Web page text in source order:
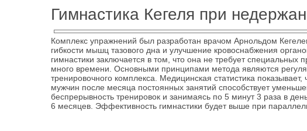
Гимнастика Кегеля при
Комплекс упражнений был разработан врачом Арнольдом
гибкости мышц тазового дна и улучшение кровоснабжения
гимнастики заключается в том, что она не требует
много времени. Основными принципами метода являются
тренировочного комплекса. Медицинская статистика
мужчин после месяца постоянных занятий способствует
беспрерывность тренировок и занимаясь по 5 минут 3 раза в
6 месяцев. Эффективность гимнастики будет выше при